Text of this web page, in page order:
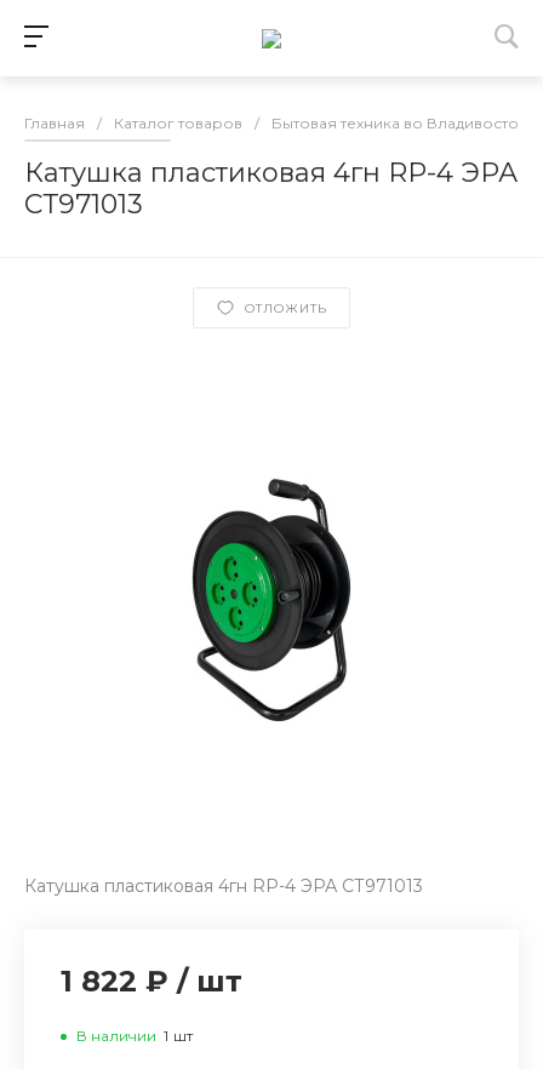
Главная / Каталог товаров / Бытовая техника во Владивостоке
Катушка пластиковая 4гн RP-4 ЭРА
СТ971013
ОТЛОЖИТЬ
Катушка пластиковая 4гн RP-4 ЭРА СТ971013
1 822 ₽ / шт
В наличии 1 шт